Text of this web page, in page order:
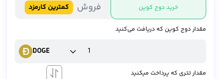
خرید دوج کوین فروش کمترین کارمزد
مقدار دوج کوین که دریافت می‌کنید
DOGE
مقدار تتری که پرداخت میکنید